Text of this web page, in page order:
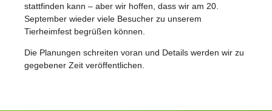
stattfinden kann – aber wir hoffen, dass wir am 20.
September wieder viele Besucher zu unserem
Tierheimfest begrüßen können.
Die Planungen schreiten voran und Details werden wir zu
gegebener Zeit veröffentlichen.